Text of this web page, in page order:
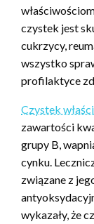
czystek jest
cukrzycy,
wszystko
profilaktyce
Czystek
zawartości
grupy B,
cynku.
związane z
wykazały, że